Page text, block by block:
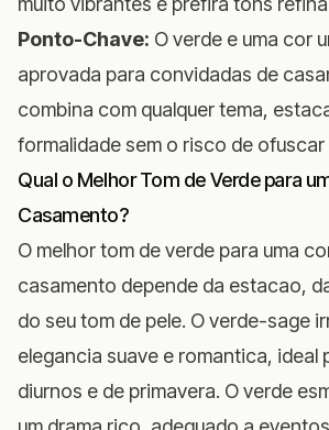
Ponto-Chave: O verde e uma cor
aprovada para convidadas de
combina com qualquer tema,
formalidade sem o risco de ofuscar
Qual o Melhor Tom de Verde para
Casamento?
O melhor tom de verde para uma
casamento depende da estacao,
do seu tom de pele. O verde-sage
elegancia suave e romantica, ideal
diurnos e de primavera. O verde